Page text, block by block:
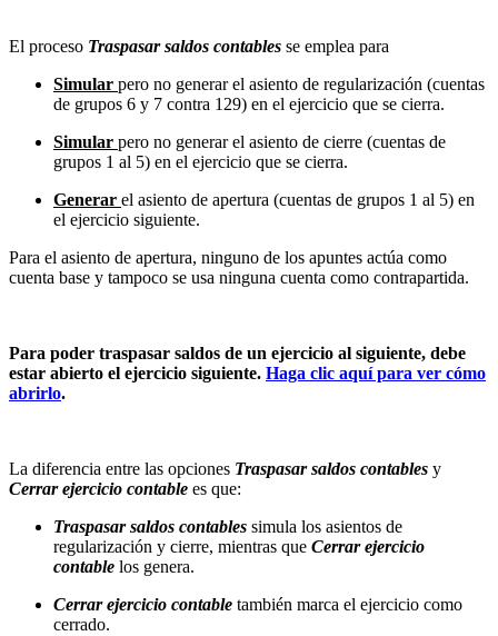
El proceso Traspasar saldos contables se emplea para
Simular pero no generar el asiento de regularización (cuentas
de grupos 6 y 7 contra 129) en el ejercicio que se cierra.
Simular pero no generar el asiento de cierre (cuentas de
grupos 1 al 5) en el ejercicio que se cierra.
Generar el asiento de apertura (cuentas de grupos 1 al 5) en
el ejercicio siguiente.
Para el asiento de apertura, ninguno de los apuntes actúa como
cuenta base y tampoco se usa ninguna cuenta como contrapartida.
Para poder traspasar saldos de un ejercicio al siguiente, debe
estar abierto el ejercicio siguiente. Haga clic aquí para ver cómo
abrirlo.
La diferencia entre las opciones Traspasar saldos contables y
Cerrar ejercicio contable es que:
Traspasar saldos contables simula los asientos de
regularización y cierre, mientras que Cerrar ejercicio
contable los genera.
Cerrar ejercicio contable también marca el ejercicio como
cerrado.